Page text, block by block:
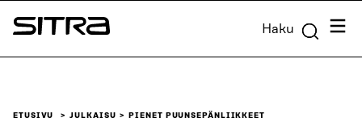
Siirry
suoraan
Sitra Haku
ETUSIVU JULKAISU PIENET PUUNSEPÄNLIIKKEET